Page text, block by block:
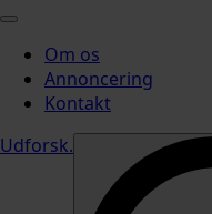
Om os
Annoncering
Kontakt
Udforsk.